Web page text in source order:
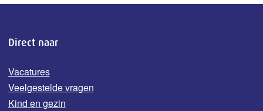
Direct naar
Vacatures
Veelgestelde vragen
Kind en gezin